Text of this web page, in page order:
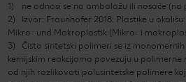
1
ne odnosi se na ambalažu ili nosače
2
Izvor: Fraunhofer 2018: Plastike u
Mikro- und Makroplastik (Mikro- i
3
Čisto sintetski polimeri se iz
kemijskim reakcijama povezuju u
od njih razlikovati polusintetske polimere